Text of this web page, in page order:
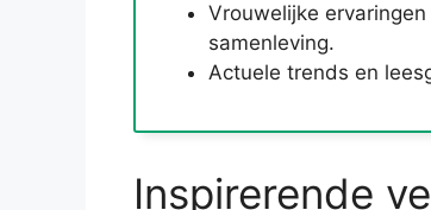
Vrouwelijke
samenleving.
Actuele trends en
Inspirerende